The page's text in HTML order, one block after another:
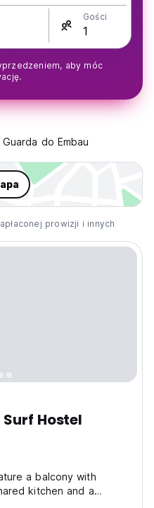
Gości
aby móc
Guarda do Embau
prowizji i innych
Hostel
a balcony with
kitchen and a